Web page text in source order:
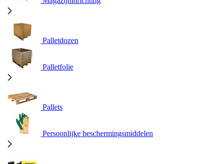
Palletdozen
Palletfolie
Pallets
Persoonlijke beschermingsmiddelen